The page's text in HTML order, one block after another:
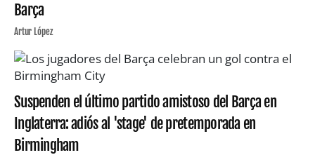
Barça
Artur López
Suspenden el último partido amistoso del Barça en
Inglaterra: adiós al 'stage' de pretemporada en
Birmingham